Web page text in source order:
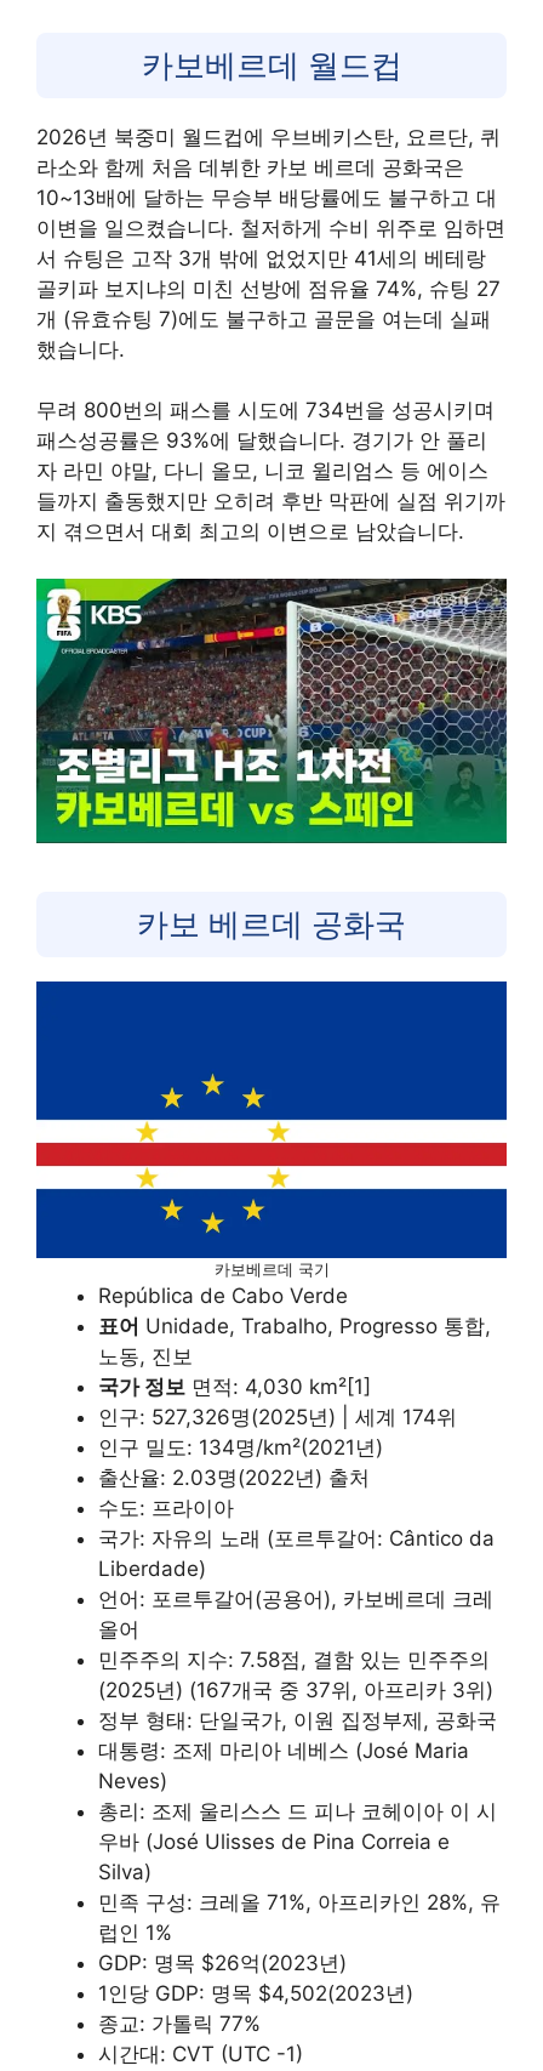
카보베르데 월드컵
2026년 북중미 월드컵에 우브베키스탄, 요르단, 퀴
라소와 함께 처음 데뷔한 카보 베르데 공화국은
10~13배에 달하는 무승부 배당률에도 불구하고 대
이변을 일으켰습니다. 철저하게 수비 위주로 임하면
서 슈팅은 고작 3개 밖에 없었지만 41세의 베테랑
골키파 보지냐의 미친 선방에 점유율 74%, 슈팅 27
개 (유효슈팅 7)에도 불구하고 골문을 여는데 실패
했습니다.
무려 800번의 패스를 시도에 734번을 성공시키며
패스성공률은 93%에 달했습니다. 경기가 안 풀리
자 라민 야말, 다니 올모, 니코 윌리엄스 등 에이스
들까지 출동했지만 오히려 후반 막판에 실점 위기까
지 겪으면서 대회 최고의 이변으로 남았습니다.
카보 베르데 공화국
카보베르데 국기
República de Cabo Verde
표어 Unidade, Trabalho, Progresso 통합,
노동, 진보
국가 정보 면적: 4,030 km²[1]
인구: 527,326명(2025년) | 세계 174위
인구 밀도: 134명/km²(2021년)
출산율: 2.03명(2022년) 출처
수도: 프라이아
국가: 자유의 노래 (포르투갈어: Cântico da
Liberdade)
언어: 포르투갈어(공용어), 카보베르데 크레
올어
민주주의 지수: 7.58점, 결함 있는 민주주의
(2025년) (167개국 중 37위, 아프리카 3위)
정부 형태: 단일국가, 이원 집정부제, 공화국
대통령: 조제 마리아 네베스 (José Maria
Neves)
총리: 조제 울리스스 드 피나 코헤이아 이 시
우바 (José Ulisses de Pina Correia e
Silva)
민족 구성: 크레올 71%, 아프리카인 28%, 유
럽인 1%
GDP: 명목 $26억(2023년)
1인당 GDP: 명목 $4,502(2023년)
종교: 가톨릭 77%
시간대: CVT (UTC -1)